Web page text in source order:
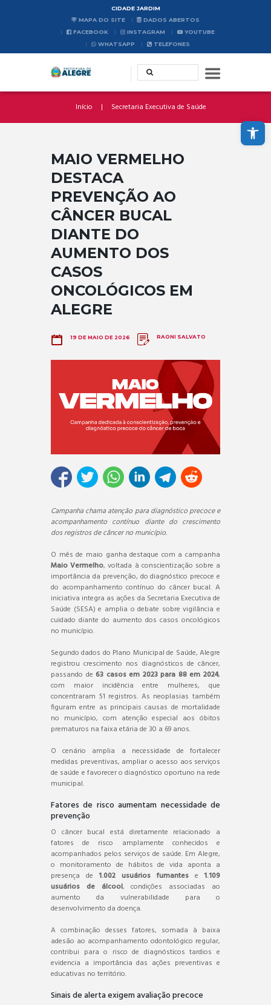
Abrir a barra de ferramentas
CIDADE JARDIM
MAPA DO SITE
DADOS ABERTOS
FACEBOOK
INSTAGRAM
YOUTUBE
WHATSAPP
TELEFONES
Início Secretaria Executiva de Saúde
MAIO VERMELHO
DESTACA
PREVENÇÃO AO
CÂNCER BUCAL
DIANTE DO
AUMENTO DOS
CASOS
ONCOLÓGICOS EM
ALEGRE
19 DE MAIO DE 2026 RAONI SALVATO
Campanha chama atenção para diagnóstico precoce e
acompanhamento contínuo diante do crescimento
dos registros de câncer no município.
O mês de maio ganha destaque com a campanha
Maio Vermelho, voltada à conscientização sobre a
importância da prevenção, do diagnóstico precoce e
do acompanhamento contínuo do câncer bucal. A
iniciativa integra as ações da Secretaria Executiva de
Saúde (SESA) e amplia o debate sobre vigilância e
cuidado diante do aumento dos casos oncológicos
no município.
Segundo dados do Plano Municipal de Saúde, Alegre
registrou crescimento nos diagnósticos de câncer,
passando de63 casos em 2023 para 88 em 2024,
com maior incidência entre mulheres, que
concentraram 51 registros. As neoplasias também
figuram entre as principais causas de mortalidade
no município, com atenção especial aos óbitos
prematuros na faixa etária de 30 a 69 anos.
O cenário amplia a necessidade de fortalecer
medidas preventivas, ampliar o acesso aos serviços
de saúde e favorecer o diagnóstico oportuno na rede
municipal.
Fatores de risco aumentam necessidade de
prevenção
O câncer bucal está diretamente relacionado a
fatores de risco amplamente conhecidos e
acompanhados pelos serviços de saúde. Em Alegre,
o monitoramento de hábitos de vida aponta a
presença de 1.002 usuários fumantes e 1.109
usuários de álcool, condições associadas ao
aumento da vulnerabilidade para o
desenvolvimento da doença.
A combinação desses fatores, somada à baixa
adesão ao acompanhamento odontológico regular,
contribui para o risco de diagnósticos tardios e
evidencia a importância das ações preventivas e
educativas no território.
Sinais de alerta exigem avaliação precoce